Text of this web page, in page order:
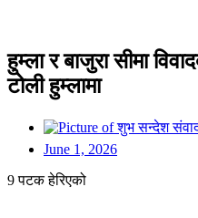
हुम्ला र बाजुरा सीमा
टोली हुम्लामा
June 1, 2026
9 पटक हेरिएको